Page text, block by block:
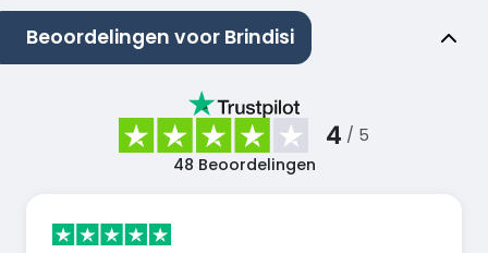
Beoordelingen voor Brindisi
4 / 5
48 Beoordelingen